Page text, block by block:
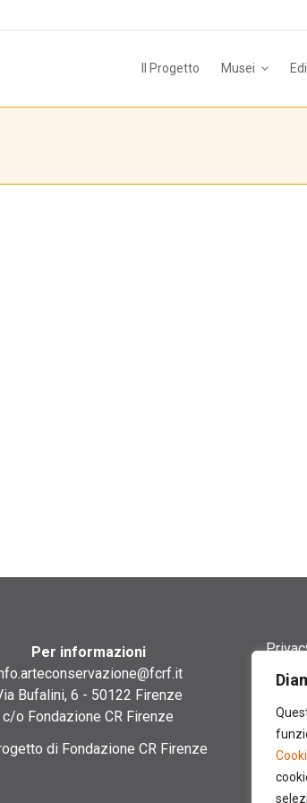
Il Progetto Musei
Per informazioni
Bufalini, 6 - 50122 Firenze
c/o Fondazione CR Firenze
di Fondazione CR Firenze